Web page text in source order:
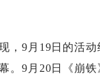
，9月19日的活
。9月20日《崩